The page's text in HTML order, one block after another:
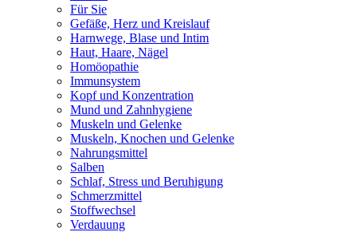
Für Sie
Gefäße, Herz und Kreislauf
Harnwege, Blase und Intim
Haut, Haare, Nägel
Homöopathie
Immunsystem
Kopf und Konzentration
Mund und Zahnhygiene
Muskeln und Gelenke
Muskeln, Knochen und Gelenke
Nahrungsmittel
Salben
Schlaf, Stress und Beruhigung
Schmerzmittel
Stoffwechsel
Verdauung